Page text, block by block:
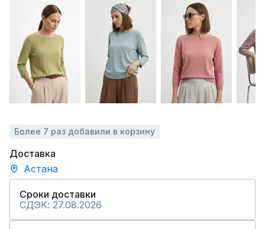
Более 7 раз добавили в корзину
Доставка
Астана
Сроки доставки
СДЭК: 27.08.2026